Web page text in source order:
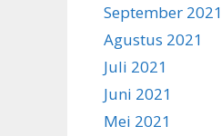
September 2021
Agustus 2021
Juli 2021
Juni 2021
Mei 2021